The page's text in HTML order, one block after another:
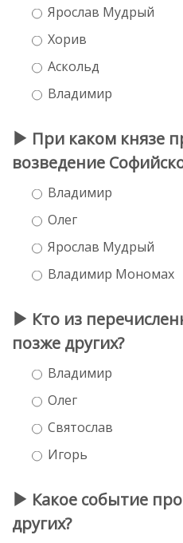
Ярослав Мудрый
Хорив
Аскольд
Владимир
При каком князе
возведение
Владимир
Олег
Ярослав Мудрый
Владимир Мономах
Кто из
позже других?
Владимир
Олег
Святослав
Игорь
Какое событие
других?